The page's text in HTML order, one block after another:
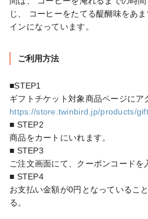
じ、 コーヒーをたてる醍醐味をあ
インになっています。
ご利用方法
■STEP1
https://store.twinbird.jp/products/
■ STEP2
商品をカートにいれます。
■ STEP3
ご注文画面にて、クーポンコードを
■ STEP4
お支払い金額が0円となっているこ
る。